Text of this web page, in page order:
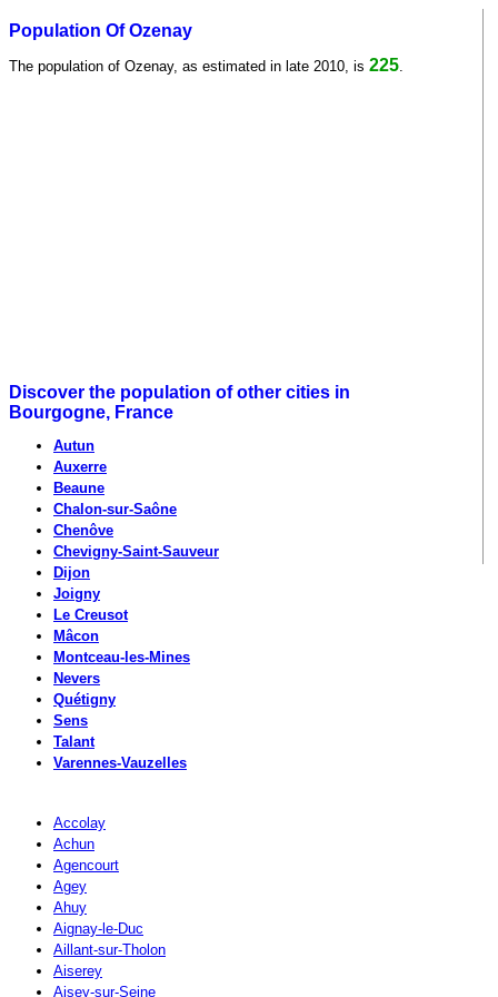
Population Of Ozenay
The population of Ozenay, as estimated in late 2010, is 225
Discover the population of other cities in
Bourgogne, France
Autun
Auxerre
Beaune
Chalon-sur-Saône
Chenôve
Chevigny-Saint-Sauveur
Dijon
Joigny
Le Creusot
Mâcon
Montceau-les-Mines
Nevers
Quétigny
Sens
Talant
Varennes-Vauzelles
Accolay
Achun
Agencourt
Agey
Ahuy
Aignay-le-Duc
Aillant-sur-Tholon
Aiserey
Aisey-sur-Seine